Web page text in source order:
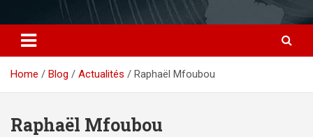
Home Blog Actualités Raphaël Mfoubou
Raphaël Mfoubou